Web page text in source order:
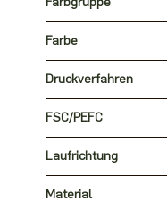
Farbe
Druckverfahren
FSC/PEFC
Laufrichtung
Material